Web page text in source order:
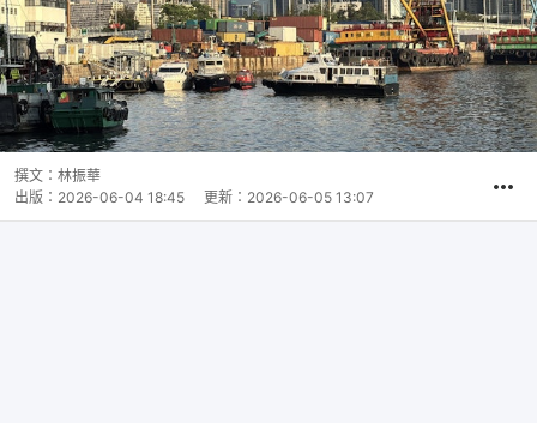
撰文： 林振華
出版： 2026-06-04 18:45 更新： 2026-06-05 13:07